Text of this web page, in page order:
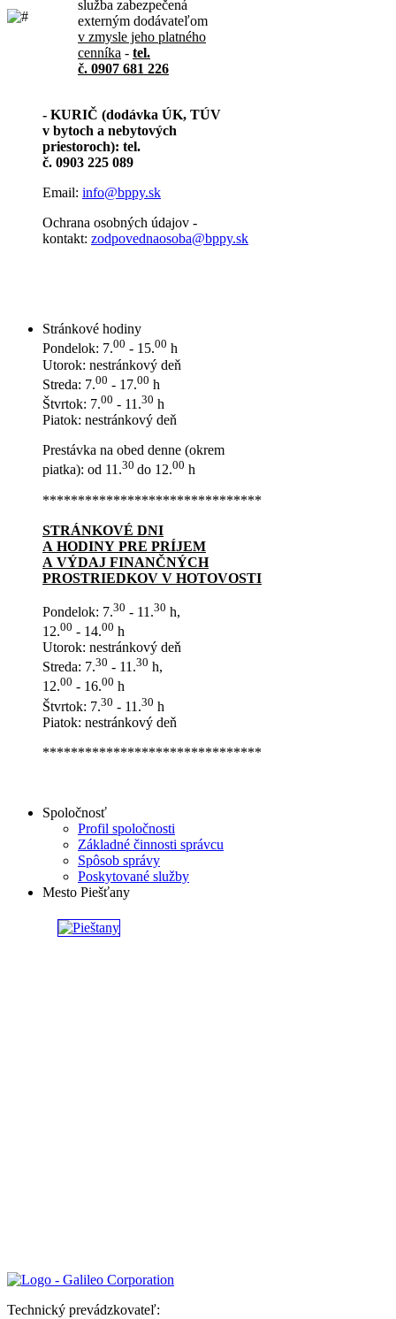
služba zabezpečená
externým dodávateľom
v zmysle jeho platného
cenníka - tel.
č. 0907 681 226
- KURIČ (dodávka ÚK, TÚV
v bytoch a nebytových
priestoroch): tel.
č. 0903 225 089
Email: info@bppy.sk
Ochrana osobných údajov -
kontakt: zodpovednaosoba@bppy.sk
Stránkové hodiny
Pondelok: 7.00 - 15.00 h
Utorok: nestránkový deň
Streda: 7.00 - 17.00 h
Štvrtok: 7.00 - 11.30 h
Piatok: nestránkový deň
Prestávka na obed denne (okrem
piatka): od 11.30 do 12.00 h
*******************************
STRÁNKOVÉ DNI
A HODINY PRE PRÍJEM
A VÝDAJ FINANČNÝCH
PROSTRIEDKOV V HOTOVOSTI
Pondelok: 7.30 - 11.30 h,
12.00 - 14.00 h
Utorok: nestránkový deň
Streda: 7.30 - 11.30 h,
12.00 - 16.00 h
Štvrtok: 7.30 - 11.30 h
Piatok: nestránkový deň
*******************************
Spoločnosť
Profil spoločnosti
Základné činnosti správcu
Spôsob správy
Poskytované služby
Mesto Piešťany
Technický prevádzkovateľ: